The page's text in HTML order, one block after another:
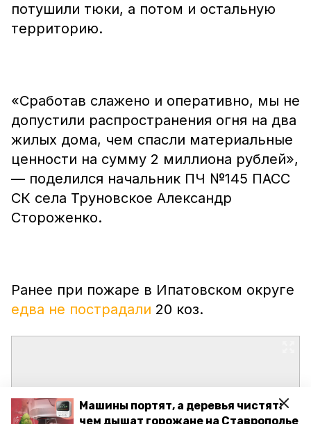
Машины портят, а деревья чистят:
чем дышат горожане на Ставрополье
потушили тюки, а потом и остальную
территорию.
«Сработав слажено и оперативно, мы не
допустили распространения огня на два
жилых дома, чем спасли материальные
ценности на сумму 2 миллиона рублей»,
— поделился начальник ПЧ №145 ПАСС
СК села Труновское Александр
Стороженко.
Ранее при пожаре в Ипатовском округе
едва не пострадали 20 коз.